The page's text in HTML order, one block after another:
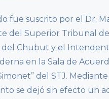
fue suscrito por el Dr.
del Superior Tribunal
del Chubut y el
en la Sala de
del STJ.
se dejó sin efecto un